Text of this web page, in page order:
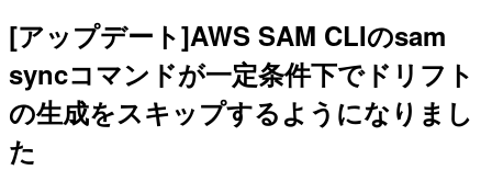
[アップデート]AWS SAM CLIのsam
syncコマンドが一定条件下でドリフト
の生成をスキップするようになりまし
た